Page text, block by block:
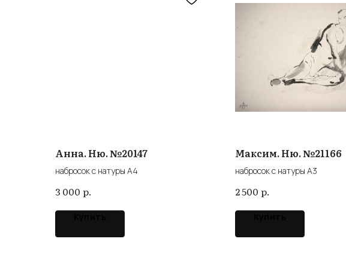
Анна. Ню. №20147
набросок с натуры А4
3 000 р.
Максим. Ню. №21166
набросок с натуры А3
2 500 р.